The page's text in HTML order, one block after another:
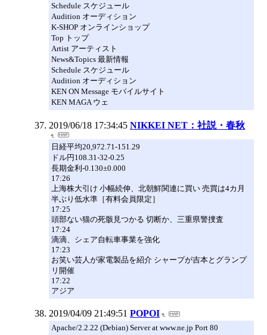
Schedule スケジュール
Audition オーディション
K-SHOP オンラインショップ
Top トップ
Artist アーティスト
News&Topics 最新情報
Schedule スケジュール
Audition オーディション
KEN ON Message モバイルサイト
KEN MAGA ウェ
2019/06/18 17:34:45 NIKKEI NET：社説・春秋
日経平均20,972.71-151.29
ドル円108.31-32-0.25
長期金利-0.130±0.000
17:26
上海株大引け 小幅続伸、北朝鮮関連に買い 売買は4カ月
半ぶり低水準［有料会員限定］
17:25
頭部ない猫の死骸見つかる 切断か、三重県警捜査
17:24
滴滴、シェア自転車事業を強化
17:23
お笑い芸人が家電製品を紹介 シャープが吉本とグランプ
リ開催
17:22
アジア
2019/04/09 21:49:51 POPOI
Apache/2.2.22 (Debian) Server at www.ne.jp Port 80